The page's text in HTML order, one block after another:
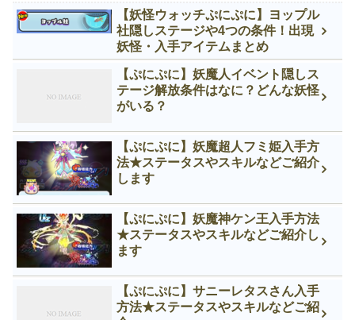
【妖怪ウォッチぷにぷに】ヨップル
社隠しステージや4つの条件！出現
妖怪・入手アイテムまとめ
【ぷにぷに】妖魔人イベント隠しス
テージ解放条件はなに？どんな妖怪
がいる？
【ぷにぷに】妖魔超人フミ姫入手方
法★ステータスやスキルなどご紹介
します
【ぷにぷに】妖魔神ケン王入手方法
★ステータスやスキルなどご紹介し
ます
【ぷにぷに】サニーレタスさん入手
方法★ステータスやスキルなどご紹